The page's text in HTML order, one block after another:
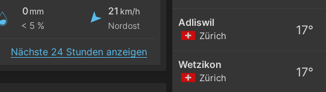
0 mm
< 5 %
21 km/h
Nordost
Nächste 24 Stunden anzeigen
Adliswil
Zürich 17°
Wetzikon
Zürich 17°